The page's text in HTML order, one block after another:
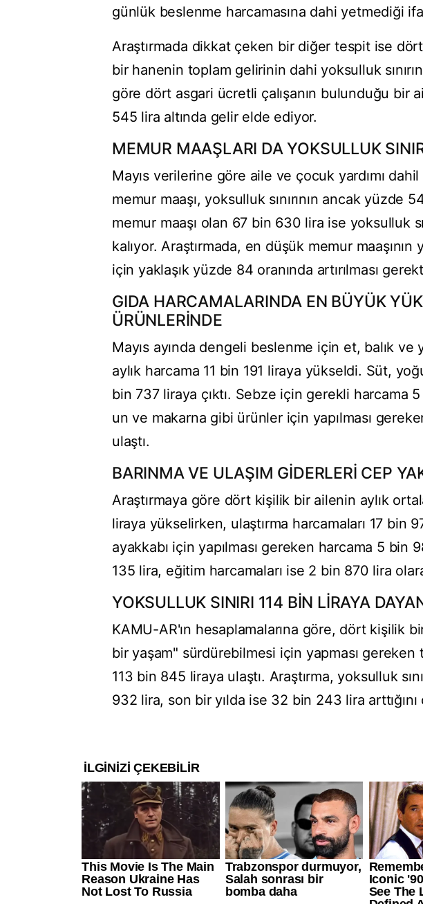
günlük beslenme harcamasına dahi yetmediği
Araştırmada dikkat çeken bir diğer tespit ise dört
bir hanenin toplam gelirinin dahi yoksulluk
göre dört asgari ücretli çalışanın bulunduğu bir
545 lira altında gelir elde ediyor.
MEMUR MAAŞLARI DA YOKSULLUK
Mayıs verilerine göre aile ve çocuk yardımı
memur maaşı, yoksulluk sınırının ancak yüzde
memur maaşı olan 67 bin 630 lira ise yoksulluk
kalıyor. Araştırmada, en düşük memur maaşının
için yaklaşık yüzde 84 oranında artırılması
GIDA HARCAMALARINDA EN BÜYÜK
ÜRÜNLERİNDE
Mayıs ayında dengeli beslenme için et, balık ve
aylık harcama 11 bin 191 liraya yükseldi. Süt,
bin 737 liraya çıktı. Sebze için gerekli harcama
un ve makarna gibi ürünler için yapılması
ulaştı.
BARINMA VE ULAŞIM GİDERLERİ CEP
Araştırmaya göre dört kişilik bir ailenin aylık
liraya yükselirken, ulaştırma harcamaları 17 bin
ayakkabı için yapılması gereken harcama 5 bin
135 lira, eğitim harcamaları ise 2 bin 870 lira
YOKSULLUK SINIRI 114 BİN LİRAYA
KAMU-AR'ın hesaplamalarına göre, dört kişilik
bir yaşam" sürdürebilmesi için yapması gereken
113 bin 845 liraya ulaştı. Araştırma, yoksulluk
932 lira, son bir yılda ise 32 bin 243 lira